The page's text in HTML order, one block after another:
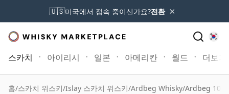
🇺🇸미국에서 접속 중이신가요?전환 ×
스카치 아이리시 일본 아메리칸 월드 더보기
홈/스카치 위스키/Islay 스카치 위스키/Ardbeg Whisky/Ardbeg 10